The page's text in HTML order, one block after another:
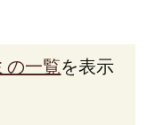
の一覧を表示